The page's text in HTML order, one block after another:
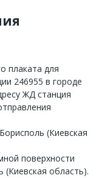
плаката для
246955 в городе
ЖД станция
(Киевская
поверхности
(Киевская область).